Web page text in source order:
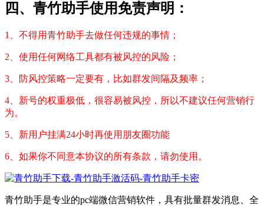
四、青竹助手使用免责声明：
1、不得用青竹助手去做任何违规的事情；
2、使用任何网络工具都有被风控的风险；
3、防风控策略一定要有，比如群发间隔及频率；
4、新号的权重极低，很容易被风控，所以不建议任何营销行
为。
5、新用户挂满24小时再使用朋友圈功能
6、如果你不同意本协议的所有条款，请勿使用。
青竹助手是专业的pc端微信营销软件，具有批量群发消息、全